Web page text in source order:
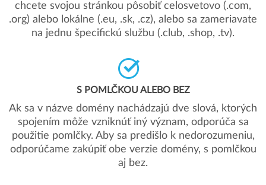
chcete svojou stránkou pôsobiť celosvetovo (.com,
.org) alebo lokálne (.eu, .sk, .cz), alebo sa zameriavate
na jednu špecifickú službu (.club, .shop, .tv).
S POMLČKOU ALEBO BEZ
Ak sa v názve domény nachádzajú dve slová, ktorých
spojením môže vzniknúť iný význam, odporúča sa
použitie pomlčky. Aby sa predišlo k nedorozumeniu,
odporúčame zakúpiť obe verzie domény, s pomlčkou
aj bez.